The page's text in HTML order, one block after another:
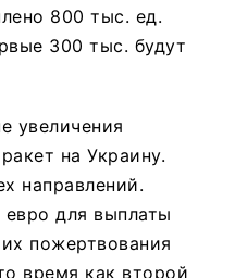
800 тыс. ед.
300 тыс. будут
увеличения
на Украину.
направлений.
для выплаты
пожертвования
время как второй